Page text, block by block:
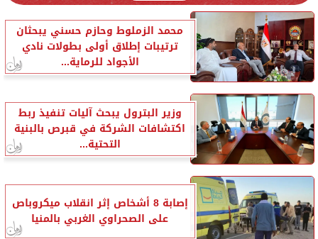
محمد الزملوط وحازم حسني يبحثان
ترتيبات إطلاق أولى بطولات نادي
الأجواد للرماية...
وزير البترول يبحث آليات تنفيذ ربط
اكتشافات الشركة في قبرص بالبنية
التحتية...
إصابة 8 أشخاص إثر انقلاب ميكروباص
على الصحراوي الغربي بالمنيا